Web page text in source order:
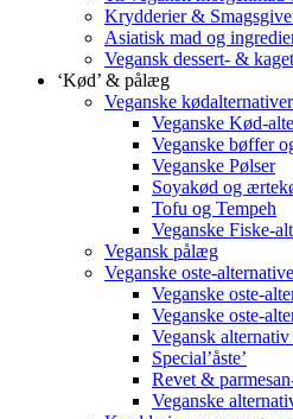
Krydderier &
Asiatisk mad og
Vegansk dessert- &
‘Kød’ & pålæg
Veganske kødalternativer
Veganske Kød-
Veganske bøffer
Veganske Pølser
Soyakød og
Tofu og Tempeh
Veganske Fiske-
Vegansk pålæg
Veganske oste-
Veganske oste-
Veganske oste-
Vegansk
Special’åste’
Revet &
Veganske